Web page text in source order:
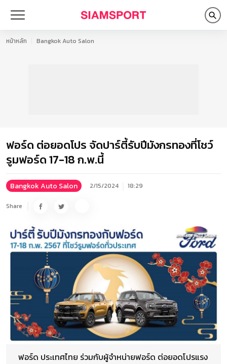
หน้าหลัก Bangkok Auto Salon
ฟอร์ด ต่อยอดโปร จัดปาร์ตี้รับปีมังกรทองที่โชว์
รูมฟอร์ด 17-18 ก.พ.นี้
Bangkok Auto Salon 2/15/2024 18:29
Share
ฟอร์ด ประเทศไทย ร่วมกับผู้จำหน่ายฟอร์ด ต่อยอดโปรแรง